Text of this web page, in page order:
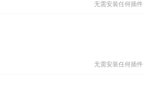
无需安装任何插件
无需安装任何插件